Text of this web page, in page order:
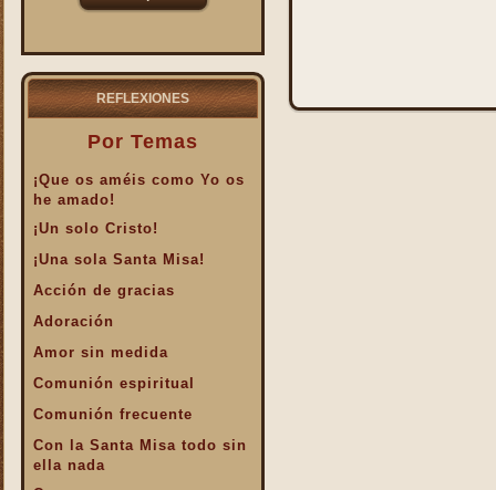
REFLEXIONES
Por Temas
¡Que os améis como Yo os
he amado!
¡Un solo Cristo!
¡Una sola Santa Misa!
Acción de gracias
Adoración
Amor sin medida
Comunión espiritual
Comunión frecuente
Con la Santa Misa todo sin
ella nada